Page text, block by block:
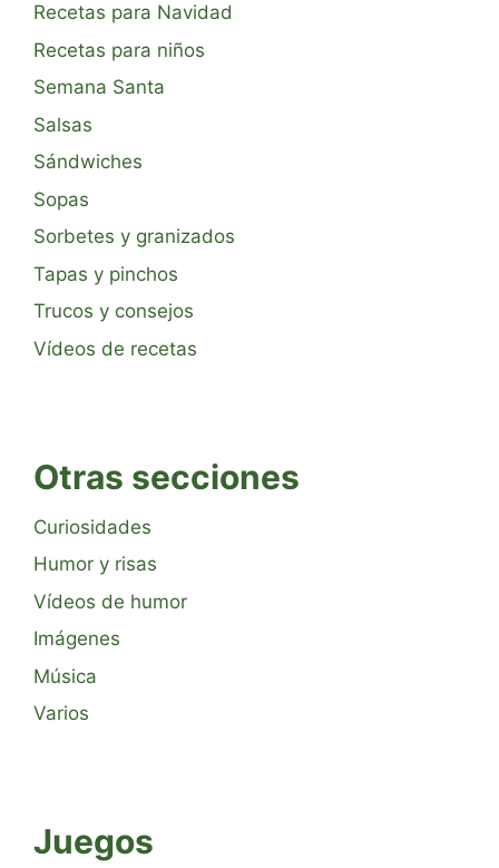
Recetas para Navidad
Recetas para niños
Semana Santa
Salsas
Sándwiches
Sopas
Sorbetes y granizados
Tapas y pinchos
Trucos y consejos
Vídeos de recetas
Otras secciones
Curiosidades
Humor y risas
Vídeos de humor
Imágenes
Música
Varios
Juegos